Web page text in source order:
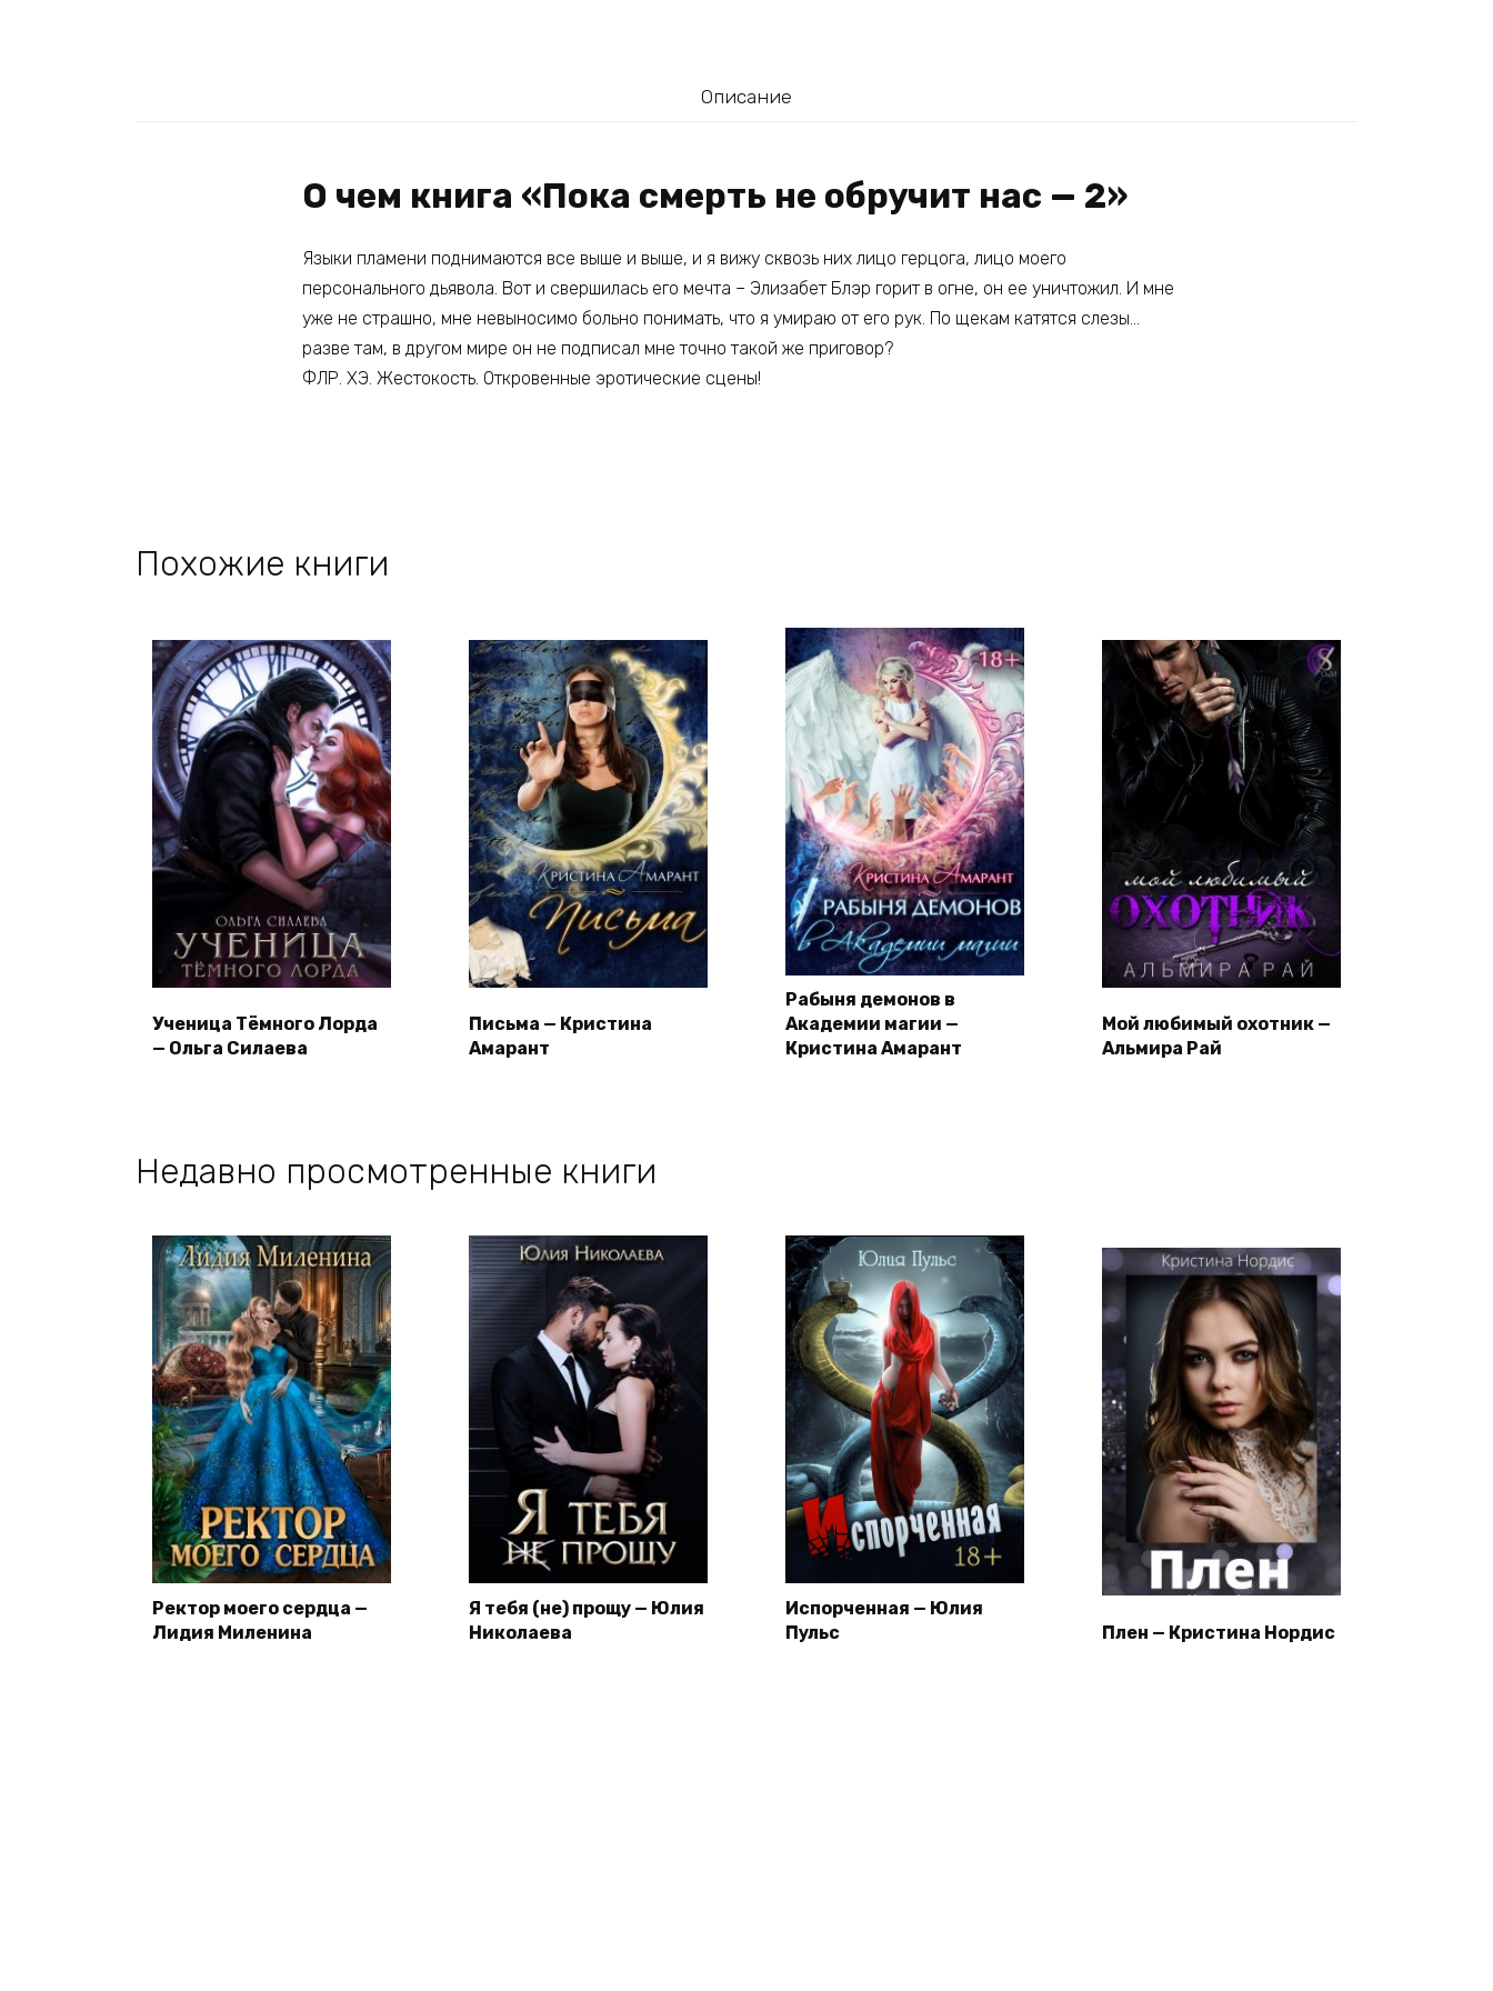
Описание
О чем книга «Пока смерть не обручит нас — 2»
Языки пламени поднимаются все выше и выше, и я вижу сквозь них лицо герцога, лицо моего
персонального дьявола. Вот и свершилась его мечта – Элизабет Блэр горит в огне, он ее уничтожил. И мне
уже не страшно, мне невыносимо больно понимать, что я умираю от его рук. По щекам катятся слезы…
разве там, в другом мире он не подписал мне точно такой же приговор?
ФЛР. ХЭ. Жестокость. Откровенные эротические сцены!
Похожие книги
Ученица Тёмного Лорда
— Ольга Силаева
Письма — Кристина
Амарант
Рабыня демонов в
Академии магии —
Кристина Амарант
Мой любимый охотник —
Альмира Рай
Недавно просмотренные книги
Ректор моего сердца —
Лидия Миленина
Я тебя (не) прощу — Юлия
Николаева
Испорченная — Юлия
Пульс
Плен — Кристина Нордис